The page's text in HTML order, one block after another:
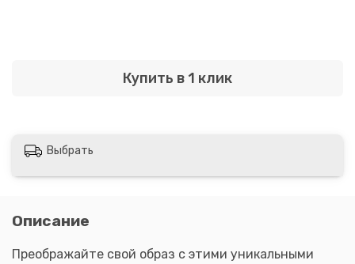
Купить в 1 клик
Выбрать
Описание
Преображайте свой образ с этими уникальными